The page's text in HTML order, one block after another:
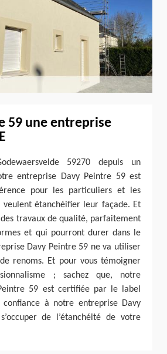
59 une entreprise
59270 depuis un
entreprise Davy Peintre 59 est
pour les particuliers et les
veulent étanchéifier leur façade. Et
des travaux de qualité, parfaitement
et qui pourront durer dans le
Davy Peintre 59 ne va utiliser
renoms. Et pour vous témoigner
; sachez que, notre
59 est certifiée par le label
confiance à notre entreprise Davy
de l’étanchéité de votre